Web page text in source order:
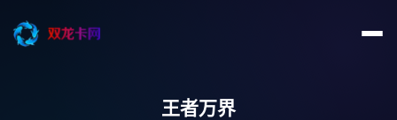
王者万界